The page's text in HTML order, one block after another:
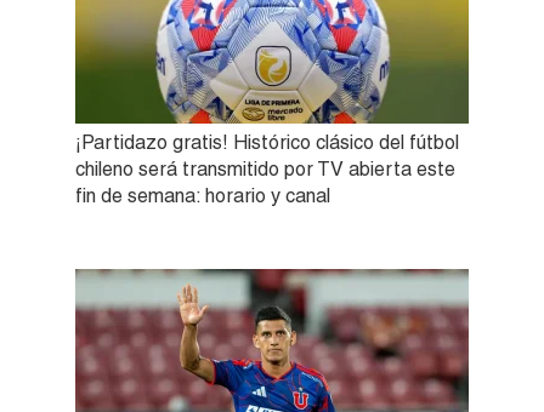
¡Partidazo gratis! Histórico clásico del fútbol
chileno será transmitido por TV abierta este
fin de semana: horario y canal